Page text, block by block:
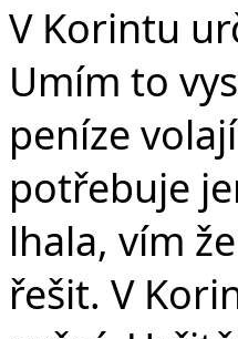
V Korintu
Umím to
peníze
potřebuje
lhala, vím
řešit. V